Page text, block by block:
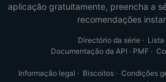
aplicação gratuitamente, preencha a
recomendações
Directório da série · Lista
Documentação da API · PMF·
Informação legal · Biscoitos · Condições